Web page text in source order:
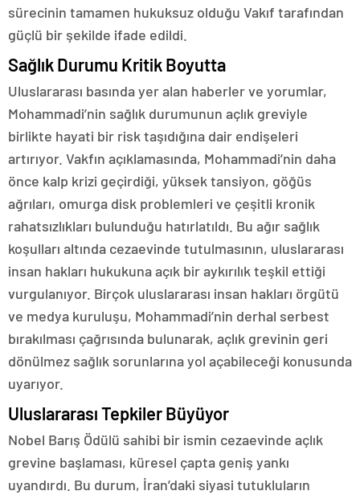
sürecinin tamamen hukuksuz olduğu Vakıf tarafından
güçlü bir şekilde ifade edildi.
Sağlık Durumu Kritik Boyutta
Uluslararası basında yer alan haberler ve yorumlar,
Mohammadi’nin sağlık durumunun açlık greviyle
birlikte hayati bir risk taşıdığına dair endişeleri
artırıyor. Vakfın açıklamasında, Mohammadi’nin daha
önce kalp krizi geçirdiği, yüksek tansiyon, göğüs
ağrıları, omurga disk problemleri ve çeşitli kronik
rahatsızlıkları bulunduğu hatırlatıldı. Bu ağır sağlık
koşulları altında cezaevinde tutulmasının, uluslararası
insan hakları hukukuna açık bir aykırılık teşkil ettiği
vurgulanıyor. Birçok uluslararası insan hakları örgütü
ve medya kuruluşu, Mohammadi’nin derhal serbest
bırakılması çağrısında bulunarak, açlık grevinin geri
dönülmez sağlık sorunlarına yol açabileceği konusunda
uyarıyor.
Uluslararası Tepkiler Büyüyor
Nobel Barış Ödülü sahibi bir ismin cezaevinde açlık
grevine başlaması, küresel çapta geniş yankı
uyandırdı. Bu durum, İran’daki siyasi tutukluların